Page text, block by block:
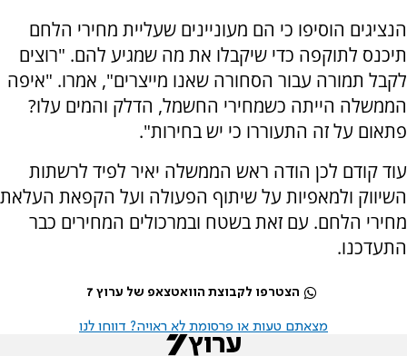
הנציגים הוסיפו כי הם מעוניינים שעליית מחירי הלחם
תיכנס לתוקפה כדי שיקבלו את מה שמגיע להם. "רוצים
לקבל תמורה עבור הסחורה שאנו מייצרים", אמרו. "איפה
הממשלה הייתה כשמחירי החשמל, הדלק והמים עלו?
פתאום על זה התעוררו כי יש בחירות".
עוד קודם לכן הודה ראש הממשלה יאיר לפיד לרשתות
השיווק ולמאפיות על שיתוף הפעולה ועל הקפאת העלאת
מחירי הלחם. עם זאת בשטח ובמרכולים המחירים כבר
התעדכנו.
הצטרפו לקבוצת הוואטצאפ של ערוץ 7
מצאתם טעות או פרסומת לא ראויה? דווחו לנו